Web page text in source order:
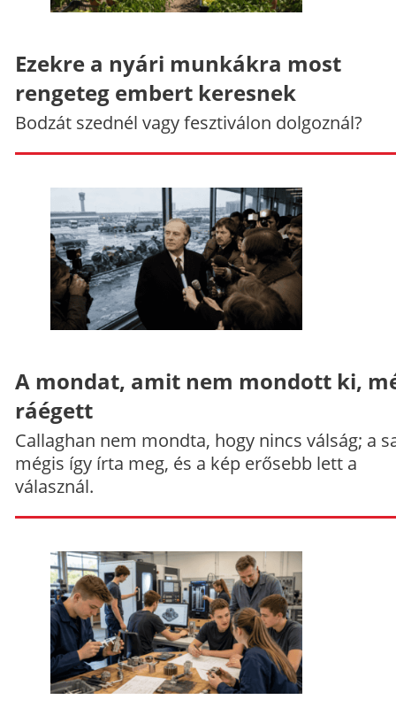
Ezekre a nyári munkákra most
rengeteg embert keresnek
Bodzát szednél vagy fesztiválon dolgoznál?
A mondat, amit nem mondott ki,
ráégett
Callaghan nem mondta, hogy nincs válság; a
mégis így írta meg, és a kép erősebb lett a
válasznál.